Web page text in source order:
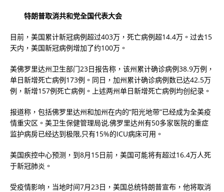
特朗普取消共和党全国代表大会
目前，美国累计新冠病例超过403万，死亡病例超14.4万。过去15
天内，美国新冠病例增加了约100万。
美佛罗里达州卫生部门23日报告称，该州累计确诊病例38.9万例，
单日新增死亡病例173例。同日，加州累计确诊病例数已达42.5万
例，新增157例死亡病例。上述两州单日新增死亡病例均创纪录。
报道称，包括佛罗里达州和加州在内的“阳光地带”已经成为全美疫
情重灾区。美卫生保健管理局说,佛罗里达州有50多家医院的重症
监护病房已经达到极限,只有15%的ICU病床可用。
美国疾控中心预测，到8月15日前，美国可能将有超过16.4万人死
于新冠肺炎。
受疫情影响，当地时间7月23日，美国总统特朗普宣布，他将取消